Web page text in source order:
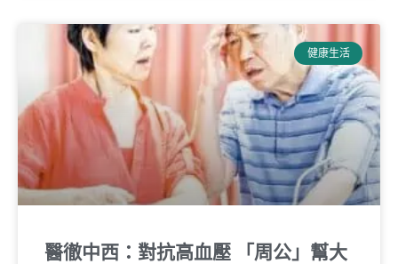
健康生活
醫徹中西：對抗高血壓 「周公」幫大